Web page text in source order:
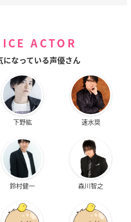
ACTOR
になっている声優さん
下野紘 速水奨
鈴村健一 森川智之